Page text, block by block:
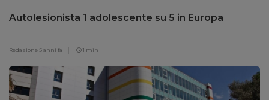
Autolesionista 1 adolescente su 5 in Europa
Redazione 5 anni fa 1 min